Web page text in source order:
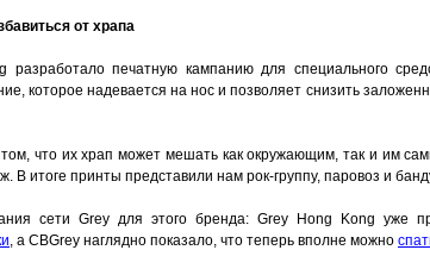
от храпа
разработало печатную кампанию для специального
которое надевается на нос и позволяет снизить
что их храп может мешать как окружающим, так и им
В итоге принты представили нам рок-группу, паровоз и
сети Grey для этого бренда: Grey Hong Kong уже
, а CBGrey наглядно показало, что теперь вполне можно